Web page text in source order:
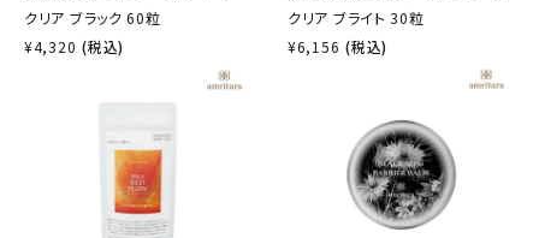
クリア ブラック 60粒
¥4,320 (税込)
クリア ブライト 30粒
¥6,156 (税込)